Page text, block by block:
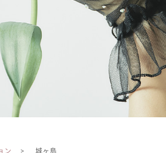
ン 城ヶ島